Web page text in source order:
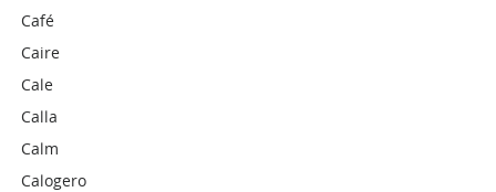
Café
Caire
Cale
Calla
Calm
Calogero